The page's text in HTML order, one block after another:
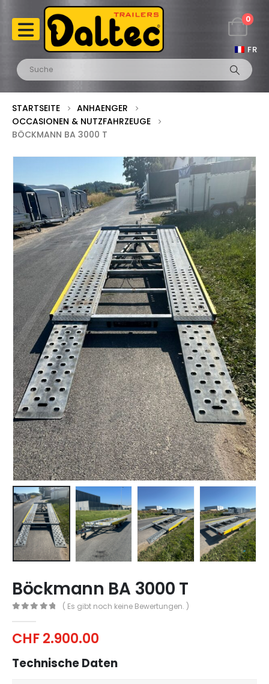
FR
0
STARTSEITE
ANHAENGER
OCCASIONEN & NUTZFAHRZEUGE
BÖCKMANN BA 3000 T
Böckmann BA 3000 T
( Es gibt noch keine Bewertungen. )
CHF2.900.00
Technische Daten